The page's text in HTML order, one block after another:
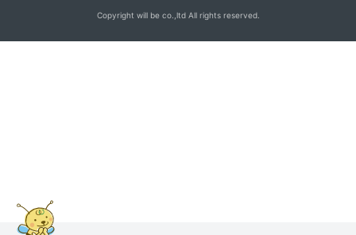
Copyright will be co.,ltd All rights reserved.